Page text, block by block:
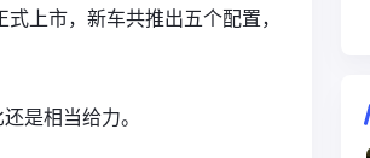
上市，新车共推出五个配置，
是相当给力。